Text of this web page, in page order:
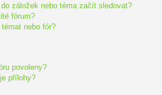
záložek nebo téma začít sledovat?
fórum?
nebo fór?
povoleny?
přílohy?